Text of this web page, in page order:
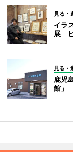
見る・
イラ
展 ビ
見る・
鹿児
館」